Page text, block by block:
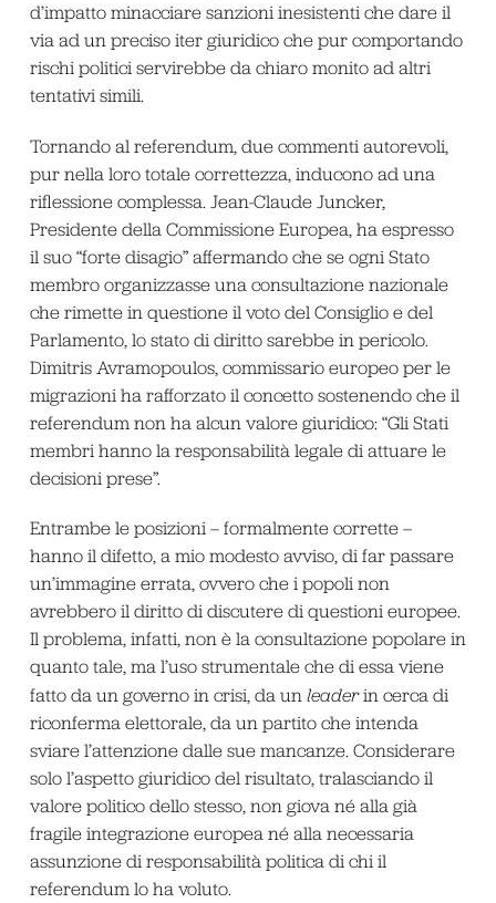
d’impatto minacciare sanzioni inesistenti che dare il
via ad un preciso iter giuridico che pur comportando
rischi politici servirebbe da chiaro monito ad altri
tentativi simili.
Tornando al referendum, due commenti autorevoli,
pur nella loro totale correttezza, inducono ad una
riflessione complessa. Jean-Claude Juncker,
Presidente della Commissione Europea, ha espresso
il suo “forte disagio” affermando che se ogni Stato
membro organizzasse una consultazione nazionale
che rimette in questione il voto del Consiglio e del
Parlamento, lo stato di diritto sarebbe in pericolo.
Dimitris Avramopoulos, commissario europeo per le
migrazioni ha rafforzato il concetto sostenendo che il
referendum non ha alcun valore giuridico: “Gli Stati
membri hanno la responsabilità legale di attuare le
decisioni prese”.
Entrambe le posizioni – formalmente corrette –
hanno il difetto, a mio modesto avviso, di far passare
un’immagine errata, ovvero che i popoli non
avrebbero il diritto di discutere di questioni europee.
Il problema, infatti, non è la consultazione popolare in
quanto tale, ma l’uso strumentale che di essa viene
fatto da un governo in crisi, da un leaderin cerca di
riconferma elettorale, da un partito che intenda
sviare l’attenzione dalle sue mancanze. Considerare
solo l’aspetto giuridico del risultato, tralasciando il
valore politico dello stesso, non giova né alla già
fragile integrazione europea né alla necessaria
assunzione di responsabilità politica di chi il
referendum lo ha voluto.